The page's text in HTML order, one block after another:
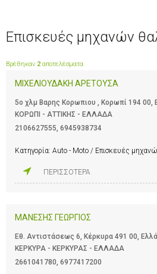
Επισκευές μηχανών
Βρέθηκαν 2 αποτελέσματα
ΜΙΧΕΛΙΟΥΔΑΚΗ ΑΡΕΤΟΥΣΑ
5ο χλμ Βαρης Κορωπιου , Κορωπί 194 00,
ΚΟΡΩΠΙ - ΑΤΤΙΚΗΣ - ΕΛΛΑΔΑ
2106627555, 6945938734
Κατηγορία: Auto - Moto / Επισκευές
ΠΕΡΙΣΣΟΤΕΡΑ
ΜΑΝΕΣΗΣ ΓΕΩΡΓΙΟΣ
Εθ. Αντιστάσεως 6, Κέρκυρα 491 00,
ΚΕΡΚΥΡΑ - ΚΕΡΚΥΡΑΣ - ΕΛΛΑΔΑ
2661041780, 6977417200